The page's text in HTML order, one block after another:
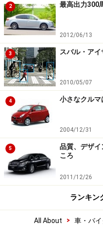
2 最高出力300
2012/06/13
3 スバル・ア
2010/05/07
4 小さなクル
2004/12/31
5
品質、デザイ
ころ
2011/12/26
ランキン
All About > 車・バイ